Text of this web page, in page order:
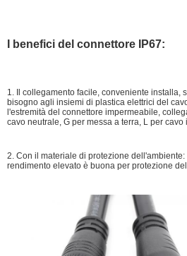
I benefici del connettore IP67:
1. Il collegamento facile, conveniente installa,
bisogno agli insiemi di plastica elettrici del
l'estremità del connettore impermeabile,
cavo neutrale, G per messa a terra, L per cavo
2. Con il materiale di protezione
rendimento elevato è buona per protezione